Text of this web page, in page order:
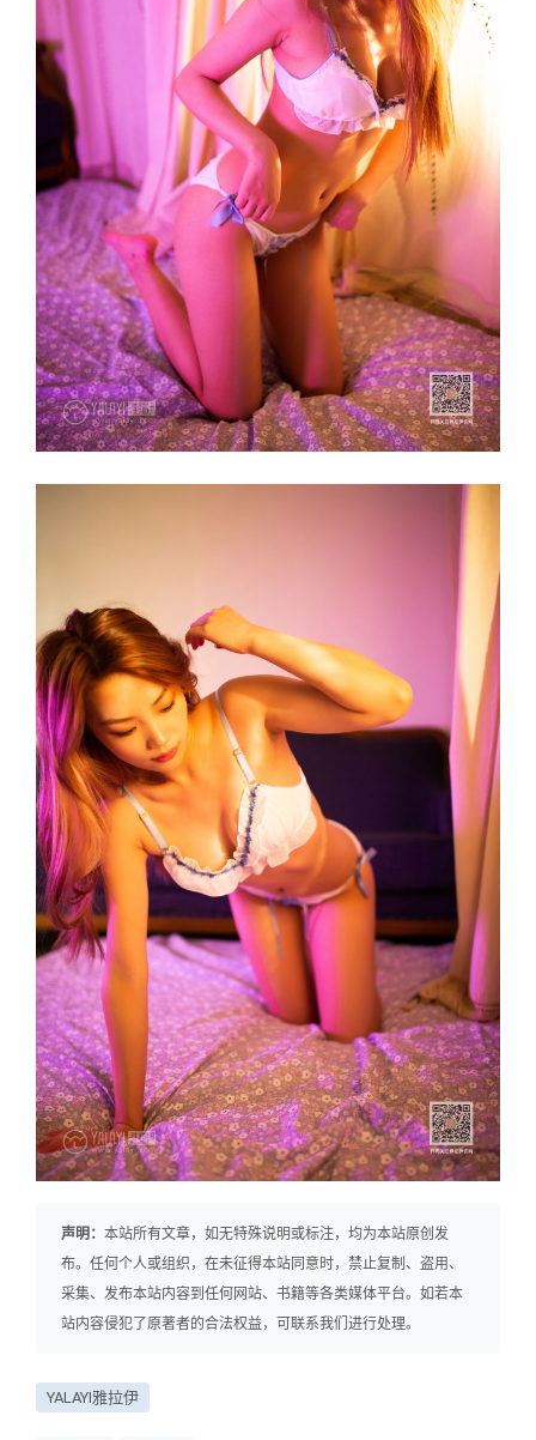
声明： 本站所有文章，如无特殊说明或标注，均为本站原创发
布。任何个人或组织，在未征得本站同意时，禁止复制、盗用、
采集、发布本站内容到任何网站、书籍等各类媒体平台。如若本
站内容侵犯了原著者的合法权益，可联系我们进行处理。
YALAYI雅拉伊